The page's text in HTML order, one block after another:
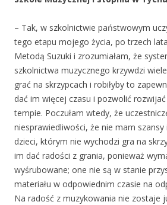
– Tak, w szkolnictwie państwowym
tego etapu mojego życia, po trzech
Metodą Suzuki i zrozumiałam, że
szkolnictwa muzycznego krzywdzi
grać na skrzypcach i robiłyby to
dać im więcej czasu i pozwolić
tempie. Poczułam wtedy, że
niesprawiedliwości, że nie mam
dzieci, którym nie wychodzi gra na
im dać radości z grania, ponieważ
wyśrubowane; one nie są w stanie
materiału w odpowiednim czasie na
Na radość z muzykowania nie zostaje